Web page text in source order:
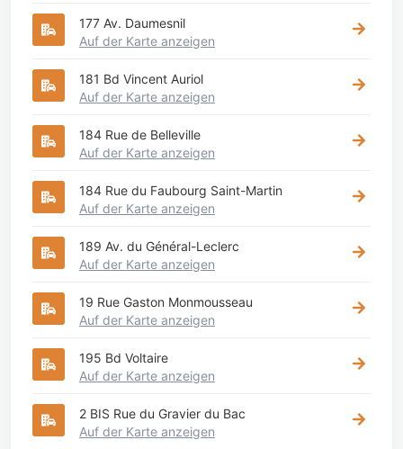
177 Av. Daumesnil
Auf der Karte anzeigen
181 Bd Vincent Auriol
Auf der Karte anzeigen
184 Rue de Belleville
Auf der Karte anzeigen
184 Rue du Faubourg Saint-Martin
Auf der Karte anzeigen
189 Av. du Général-Leclerc
Auf der Karte anzeigen
19 Rue Gaston Monmousseau
Auf der Karte anzeigen
195 Bd Voltaire
Auf der Karte anzeigen
2 BIS Rue du Gravier du Bac
Auf der Karte anzeigen